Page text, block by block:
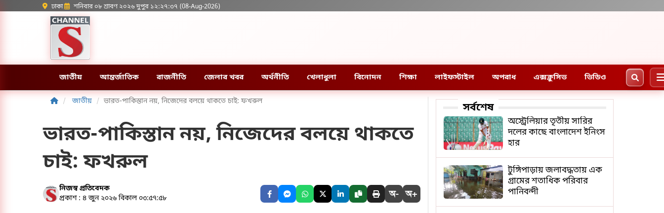
ঢাকা শনিবার ০৮ শ্রাবণ ২০২৬ দুপুর ১২:২৭:৩৭ (08-Aug-2026)
জাতীয় আন্তর্জাতিক রাজনীতি জেলার খবর অর্থনীতি খেলাধুলা বিনোদন শিক্ষা লাইফস্টাইল অপরাধ এক্সক্লুসিভ ভিডিও
জাতীয় ভারত-পাকিস্তান নয়, নিজেদের বলয়ে থাকতে চাই: ফখরুল
ভারত-পাকিস্তান নয়, নিজেদের বলয়ে থাকতে
চাই: ফখরুল
নিজস্ব প্রতিবেদক
প্রকাশ : ৪ জুন ২০২৬ বিকাল ০৩:৫৭:৫৮
অ- অ+
সর্বশেষ
অস্ট্রেলিয়ার তৃতীয় সারির
দলের কাছে বাংলাদেশ ইনিংস
হার
টুঙ্গিপাড়ায় জলাবদ্ধতায় এক
গ্রামের শতাধিক পরিবার
পানিবন্দী